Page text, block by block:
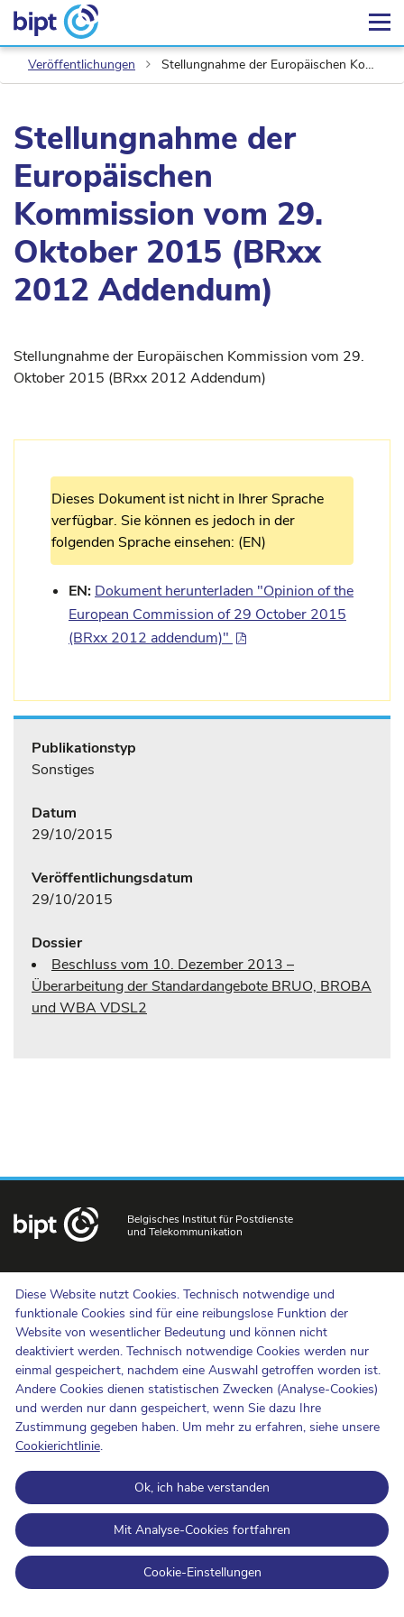
Diese Website nutzt Cookies. Technisch notwendige und
funktionale Cookies sind für eine reibungslose Funktion der
Website von wesentlicher Bedeutung und können nicht
deaktiviert werden. Technisch notwendige Cookies werden nur
einmal gespeichert, nachdem eine Auswahl getroffen worden ist.
Andere Cookies dienen statistischen Zwecken (Analyse-Cookies)
und werden nur dann gespeichert, wenn Sie dazu Ihre
Zustimmung gegeben haben. Um mehr zu erfahren, siehe unsere
Cookierichtlinie.
Ok, ich habe verstanden
Mit Analyse-Cookies fortfahren
Cookie-Einstellungen
Veröffentlichungen Stellungnahme der Europäischen Kommission vom 29. Oktober 2015 (BRxx 2012 Addendum)
Stellungnahme der
Europäischen
Kommission vom 29.
Oktober 2015 (BRxx
2012 Addendum)
Stellungnahme der Europäischen Kommission vom 29.
Oktober 2015 (BRxx 2012 Addendum)
Dieses Dokument ist nicht in Ihrer Sprache
verfügbar. Sie können es jedoch in der
folgenden Sprache einsehen: (EN)
EN: Dokument herunterladen "Opinion of the
European Commission of 29 October 2015
(BRxx 2012 addendum)"
Publikationstyp
Sonstiges
Datum
29/10/2015
Veröffentlichungsdatum
29/10/2015
Dossier
Beschluss vom 10. Dezember 2013 –
Überarbeitung der Standardangebote BRUO, BROBA
und WBA VDSL2
Belgisches Institut für Postdienste
und Telekommunikation
Uns kontaktieren
Hinweisgebermeldungen
Newsletter
Barrierefreiheit
Presse
Cookie-Politik
Schutz der Privatsphäre
Nutzungsbedingungen und Urheberrechte
Informationskategorisierung
Open Data